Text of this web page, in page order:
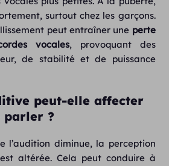
surtout chez les garçons.
peut entraîner une perte
vocales, provoquant des
de stabilité et de puissance
peut-elle affecter
parler ?
l’audition diminue, la perception
altérée. Cela peut conduire à